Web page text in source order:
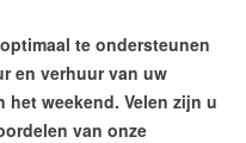
te ondersteunen
en verhuur van uw
weekend. Velen zijn u
van onze